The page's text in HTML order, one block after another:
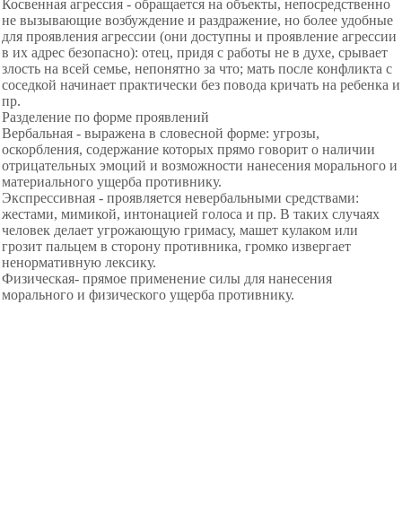
Косвенная агрессия - обращается на объекты, непосредственно
не вызывающие возбуждение и раздражение, но более удобные
для проявления агрессии (они доступны и проявление агрессии
в их адрес безопасно): отец, придя с работы не в духе, срывает
злость на всей семье, непонятно за что; мать после конфликта с
соседкой начинает практически без повода кричать на ребенка и
пр.
Разделение по форме проявлений
Вербальная - выражена в словесной форме: угрозы,
оскорбления, содержание которых прямо говорит о наличии
отрицательных эмоций и возможности нанесения морального и
материального ущерба противнику.
Экспрессивная - проявляется невербальными средствами:
жестами, мимикой, интонацией голоса и пр. В таких случаях
человек делает угрожающую гримасу, машет кулаком или
грозит пальцем в сторону противника, громко извергает
ненормативную лексику.
Физическая- прямое применение силы для нанесения
морального и физического ущерба противнику.